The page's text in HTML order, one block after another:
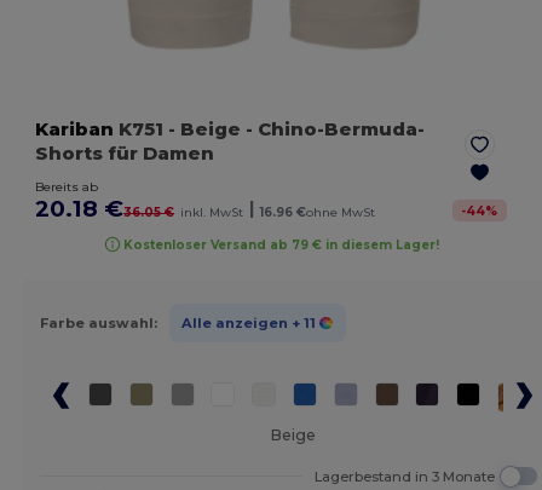
Kariban K751 - Beige - Chino-Bermuda-
Shorts für Damen
Bereits ab
20.18 €36.05 € inkl. MwSt | 16.96 €ohne MwSt -44%
Kostenloser Versand ab 79 € in diesem Lager!
Farbe auswahl: Alle anzeigen + 11
Beige
Lagerbestand in 3 Monate